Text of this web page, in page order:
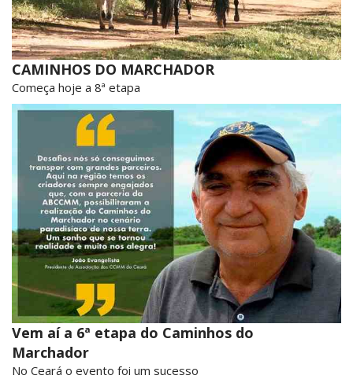
CAMINHOS DO MARCHADOR
Começa hoje a 8ª etapa
Vem aí a 6ª etapa do Caminhos do
Marchador
No Ceará o evento foi um sucesso